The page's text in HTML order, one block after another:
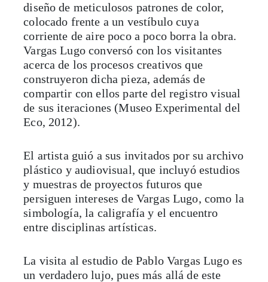
diseño de meticulosos patrones de color,
colocado frente a un vestíbulo cuya
corriente de aire poco a poco borra la obra.
Vargas Lugo conversó con los visitantes
acerca de los procesos creativos que
construyeron dicha pieza, además de
compartir con ellos parte del registro visual
de sus iteraciones (Museo Experimental del
Eco, 2012).
El artista guió a sus invitados por su archivo
plástico y audiovisual, que incluyó estudios
y muestras de proyectos futuros que
persiguen intereses de Vargas Lugo, como la
simbología, la caligrafía y el encuentro
entre disciplinas artísticas.
La visita al estudio de Pablo Vargas Lugo es
un verdadero lujo, pues más allá de este